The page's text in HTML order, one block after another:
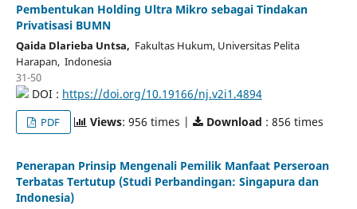
Pembentukan Holding Ultra Mikro sebagai Tindakan
Privatisasi BUMN
Qaida Dlarieba Untsa, Fakultas Hukum, Universitas Pelita
Harapan, Indonesia
31-50
DOI : https://doi.org/10.19166/nj.v2i1.4894
PDF Views: 956 times | Download : 856 times
Penerapan Prinsip Mengenali Pemilik Manfaat Perseroan
Terbatas Tertutup (Studi Perbandingan: Singapura dan
Indonesia)